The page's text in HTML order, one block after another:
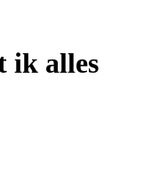
ik alles